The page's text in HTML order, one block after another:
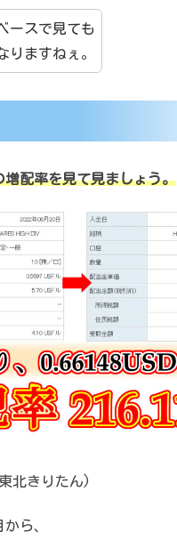
ースで見ても
りますねぇ。
増配率を見て見ましょう。
北きりたん)
ら、